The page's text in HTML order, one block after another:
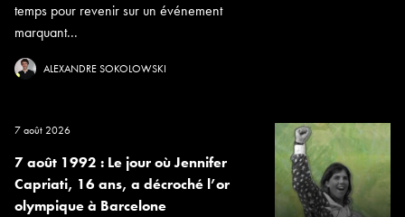
temps pour revenir sur un événement
marquant...
ALEXANDRE SOKOLOWSKI
7 août 2026
7 août 1992 : Le jour où Jennifer
Capriati, 16 ans, a décroché l’or
olympique à Barcelone